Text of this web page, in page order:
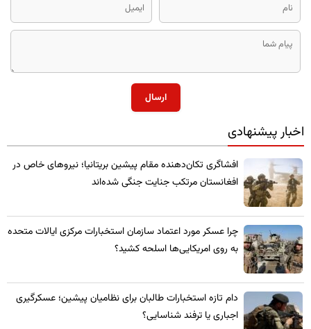
ارسال
اخبار پیشنهادی
​افشاگری تکان‌دهنده مقام پیشین بریتانیا؛ نیروهای خاص در
افغانستان مرتکب جنایت جنگی شده‌اند
چرا عسکر مورد اعتماد سازمان استخبارات مرکزی ایالات متحده
به روی امریکایی‌ها اسلحه کشید؟
​دام تازه استخبارات طالبان برای نظامیان پیشین؛ عسکرگیری
اجباری یا ترفند شناسایی؟